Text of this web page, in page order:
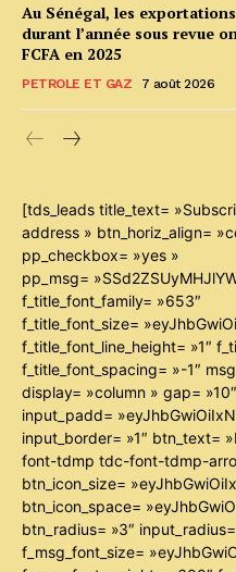
Au Sénégal, les
durant l’année sous revue
FCFA en 2025
PETROLE ET GAZ 7 août 2026
[tds_leads title_text=
address » btn_horiz_align=
pp_checkbox= »yes »
pp_msg=
f_title_font_family= »653″
f_title_font_size=
f_title_font_line_height= »1″
f_title_font_spacing= »-1″
display= »column » gap= »10″
input_padd=
input_border= »1″ btn_text=
font-tdmp tdc-font-tdmp-
btn_icon_size=
btn_icon_space=
btn_radius= »3″
f_msg_font_size=